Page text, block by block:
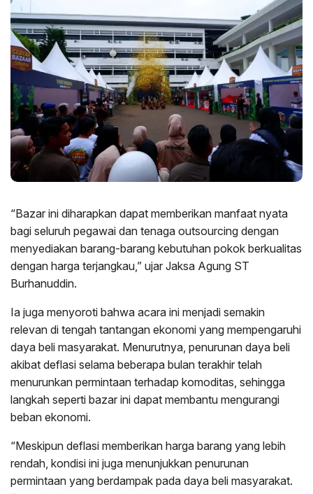
“Bazar ini diharapkan dapat memberikan manfaat nyata
bagi seluruh pegawai dan tenaga outsourcing dengan
menyediakan barang-barang kebutuhan pokok berkualitas
dengan harga terjangkau,” ujar Jaksa Agung ST
Burhanuddin.
Ia juga menyoroti bahwa acara ini menjadi semakin
relevan di tengah tantangan ekonomi yang mempengaruhi
daya beli masyarakat. Menurutnya, penurunan daya beli
akibat deflasi selama beberapa bulan terakhir telah
menurunkan permintaan terhadap komoditas, sehingga
langkah seperti bazar ini dapat membantu mengurangi
beban ekonomi.
“Meskipun deflasi memberikan harga barang yang lebih
rendah, kondisi ini juga menunjukkan penurunan
permintaan yang berdampak pada daya beli masyarakat.